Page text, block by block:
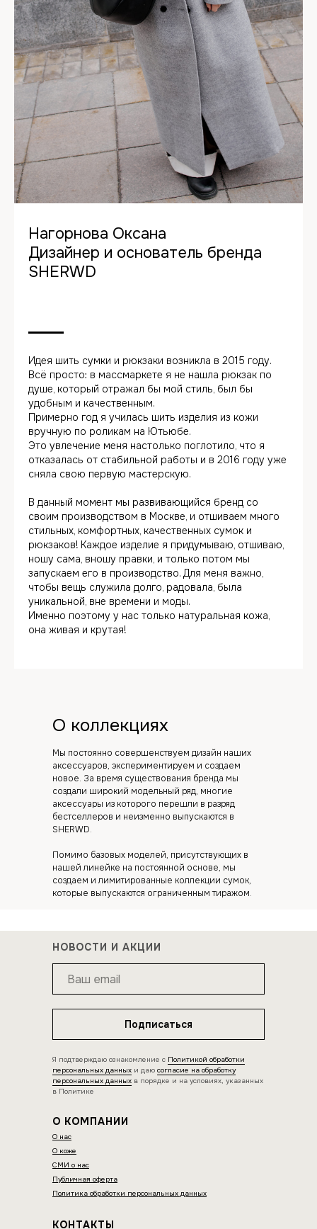
Нагорнова Оксана
Дизайнер и основатель бренда
SHERWD
Идея шить сумки и рюкзаки возникла в 2015 году.
Всё просто: в массмаркете я не нашла рюкзак по
душе, который отражал бы мой стиль, был бы
удобным и качественным.
Примерно год я училась шить изделия из кожи
вручную по роликам на Ютьюбе.
Это увлечение меня настолько поглотило, что я
отказалась от стабильной работы и в 2016 году уже
сняла свою первую мастерскую.
В данный момент мы развивающийся бренд со
своим производством в Москве, и отшиваем много
стильных, комфортных, качественных сумок и
рюкзаков! Каждое изделие я придумываю, отшиваю,
ношу сама, вношу правки, и только потом мы
запускаем его в производство. Для меня важно,
чтобы вещь служила долго, радовала, была
уникальной, вне времени и моды.
Именно поэтому у нас только натуральная кожа,
она живая и крутая!
О коллекциях
Мы постоянно совершенствуем дизайн наших
аксессуаров, экспериментируем и создаем
новое. За время существования бренда мы
создали широкий модельный ряд, многие
аксессуары из которого перешли в разряд
бестселлеров и неизменно выпускаются в
SHERWD.
Помимо базовых моделей, присутствующих в
нашей линейке на постоянной основе, мы
создаем и лимитированные коллекции сумок,
которые выпускаются ограниченным тиражом.
КОНТАКТЫ
Подписаться
Я подтверждаю ознакомление с Политикой обработки
персональных данных и даю согласие на обработку
персональных данных в порядке и на условиях, указанных
в Политике
НОВОСТИ И АКЦИИ
О КОМПАНИИ
О нас
О коже
СМИ о нас
Публичная оферта
Политика обработки персональных данных